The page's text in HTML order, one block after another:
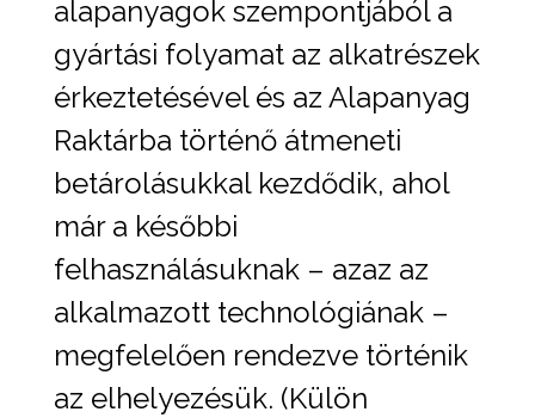
alapanyagok szempontjából a
gyártási folyamat az alkatrészek
érkeztetésével és az Alapanyag
Raktárba történő átmeneti
betárolásukkal kezdődik, ahol
már a későbbi
felhasználásuknak – azaz az
alkalmazott technológiának –
megfelelően rendezve történik
az elhelyezésük. (Külön